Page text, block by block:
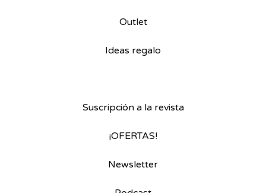
Outlet
Ideas regalo
Suscripción a la revista
¡OFERTAS!
Newsletter